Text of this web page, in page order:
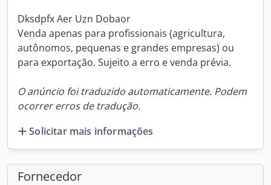
Dksdpfx Aer Uzn Dobaor
Venda apenas para profissionais (agricultura,
autônomos, pequenas e grandes empresas) ou
para exportação. Sujeito a erro e venda prévia.
O anúncio foi traduzido automaticamente. Podem
ocorrer erros de tradução.
Solicitar mais informações
Fornecedor